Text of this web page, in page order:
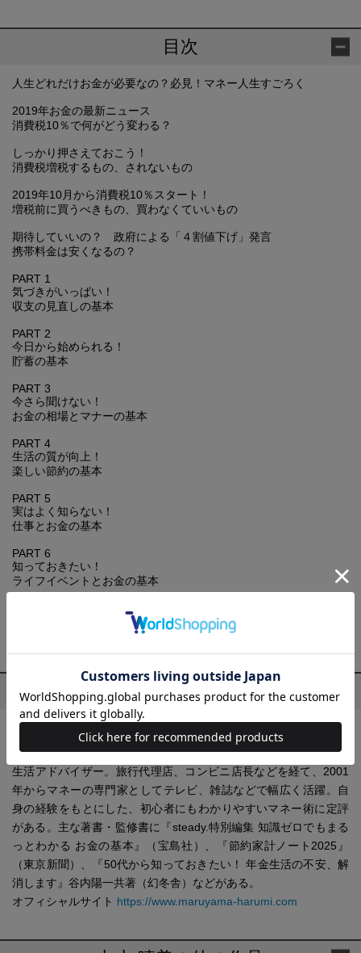
目次
人生どれだけお金が必要なの？必見！マネー人生すごろく
2019年お金の最新ニュース
消費税10％で何がどう変わる？
しっかり押さえておこう！
消費税増税するもの、されないもの
2019年10月から消費税10％スタート！
増税前に買うべきもの、買わなくていいもの
期待していいの？ 政府による「４割値下げ」発言
携帯料金は安くなるの？
PART 1
気づきがいっぱい！
収支の見直しの基本
PART 2
今日から始められる！
貯蓄の基本
PART 3
今さら聞けない！
お金の相場とマナーの基本
PART 4
生活の質が向上！
楽しい節約の基本
PART 5
実はよく知らない！
仕事とお金の基本
PART 6
知っておきたい！
ライフイベントとお金の基本
プロフィール
丸山 晴美(まるやま はるみ)
節約アドバイザー、ファイナンシャルプランナー（AFP）、消費
生活アドバイザー。旅行代理店、コンビニ店長などを経て、2001
年からマネーの専門家としてテレビ、雑誌などで幅広く活躍。自
身の経験をもとにした、初心者にもわかりやすいマネー術に定評
がある。主な著書・監修書に『steady.特別編集 知識ゼロでもまる
っとわかる お金の基本』（宝島社）、『節約家計ノート2025』
（東京新聞）、『50代から知っておきたい！ 年金生活の不安、解
消します』谷内陽一共著（幻冬舎）などがある。
オフィシャルサイト https://www.maruyama-harumi.com